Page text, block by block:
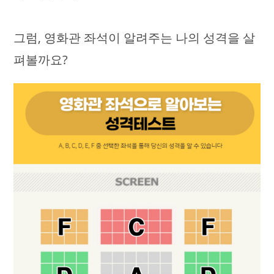
그럼, 영화관 좌석이 알려주는 나의 성격을 살
펴볼까요?